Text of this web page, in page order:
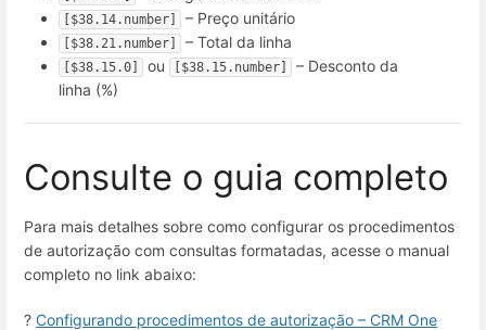
[$38.14.number] – Preço unitário
[$38.21.number] – Total da linha
[$38.15.0] ou [$38.15.number]
– Desconto da
linha (%)
Consulte o guia completo
Para mais detalhes sobre como configurar os procedimentos
de autorização com consultas formatadas, acesse o manual
completo no link abaixo:
? Configurando procedimentos de autorização – CRM One